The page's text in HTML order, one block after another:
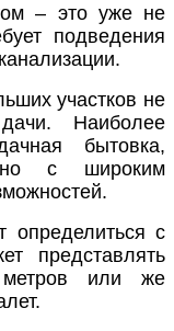
– это уже не
подведения
участков не
. Наиболее
бытовка,
но с широким
определиться с
представлять
метров или же